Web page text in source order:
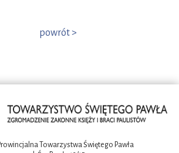
powrót >
Towarzystwa Świętego Pawła